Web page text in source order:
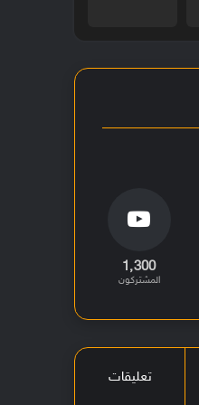
1٬300
المشتركون
تعليقات